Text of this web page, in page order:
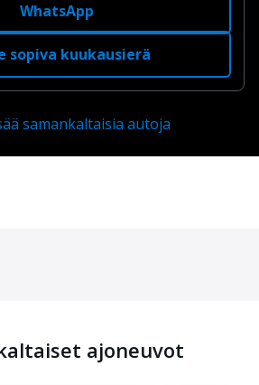
WhatsApp
sopiva kuukausierä
samankaltaisia autoja
ajoneuvot